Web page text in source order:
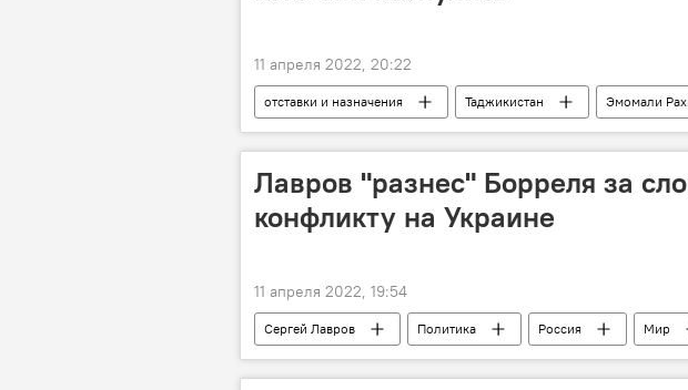
11 апреля 2022, 20:22
отставки и назначения Таджикистан Эмомали
Лавров "разнес" Борреля за
конфликту на Украине
11 апреля 2022, 19:54
Сергей Лавров Политика Россия Мир